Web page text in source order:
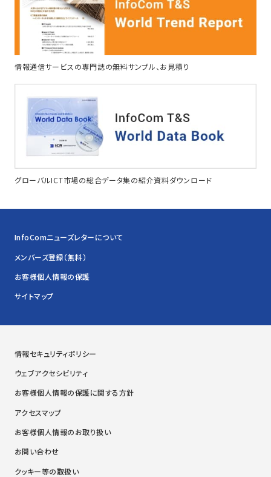
情報通信サービスの専門誌の無料サンプル、お見積り
グローバルICT市場の総合データ集の紹介資料ダウンロード
InfoComニューズレターについて
メンバーズ登録（無料）
お客様個人情報の保護
サイトマップ
情報セキュリティポリシー
ウェブアクセシビリティ
お客様個人情報の保護に関する方針
アクセスマップ
お客様個人情報のお取り扱い
お問い合わせ
クッキー等の取扱い